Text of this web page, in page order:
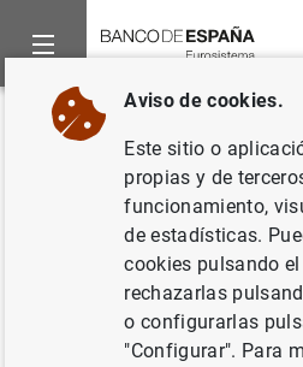
Inicio Noticias y eventos
Volver
Resultados de la
marzo de 2015
condiciones de
mercados de
valores y de
Aviso de cookies.
Este sitio o
propias y de
funcionamiento,
de estadísticas.
cookies pulsando
rechazarlas
o configurarlas
"Configurar". Para